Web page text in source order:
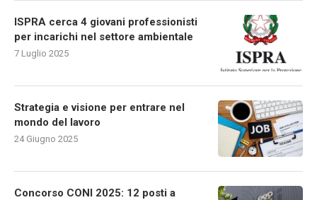
ISPRA cerca 4 giovani professionisti
per incarichi nel settore ambientale
7 Luglio 2025
Strategia e visione per entrare nel
mondo del lavoro
24 Giugno 2025
Concorso CONI 2025: 12 posti a